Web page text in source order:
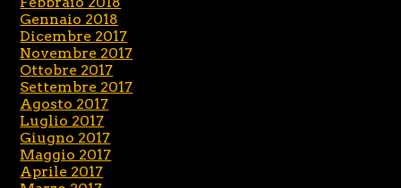
Gennaio 2018
Dicembre 2017
Novembre 2017
Ottobre 2017
Settembre 2017
Agosto 2017
Luglio 2017
Giugno 2017
Maggio 2017
Aprile 2017